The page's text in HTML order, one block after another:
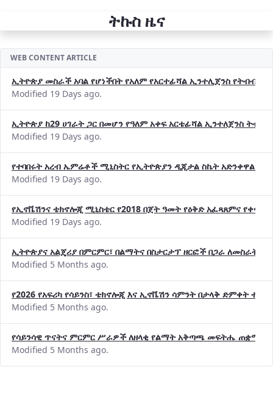
ትኩስ ዜና
WEB CONTENT ARTICLE
ኢትዮጵያ መስራች አባል የሆነችበት የአለም የአርተፊሻል ኢንተሊጀንስ የትብብር
Modified 19 Days ago.
ኢትዮጵያ ከ29 ሀገራት ጋር በመሆን የዓለም አቀፍ አርቴፊሻል ኢንተለጀንስ
Modified 19 Days ago.
የተባበሩት አረብ ኤምሬቶች ሚኒስትር የኢትዮጵያን ዲጂታል ስኬት አድንቀዋል
Modified 19 Days ago.
የኢኖቬሽንና ቴክኖሎጂ ሚኒስቴር የ2018 በጀት ዓመት የዕቅድ አፈጻጸምና
Modified 19 Days ago.
ኢትዮጵያና አልጄሪያ በምርምር፣ በልማትና በስታርታፕ ዘርፎች በጋራ ለመስራት
Modified 5 Months ago.
የ2026 የአፍሪካ የሳይንስ፣ ቴክኖሎጂ እና ኢኖቬሽን ሳምንት በታላቅ ድምቀት
Modified 5 Months ago.
የሳይንሳዊ ጥናትና ምርምር ሥራዎች ለዘላቂ የልማት አቅጣጫ መፍትሔ ጠቋሚ
Modified 5 Months ago.